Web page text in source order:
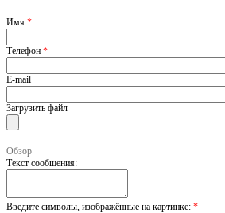
Имя *
Телефон *
E-mail
Загрузить файл
Обзор
Текст сообщения:
Введите символы, изображённые на картинке: *